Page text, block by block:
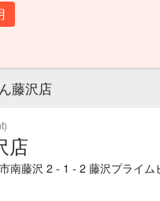
藤沢店
店
南藤沢 2 - 1 - 2 藤沢プライム